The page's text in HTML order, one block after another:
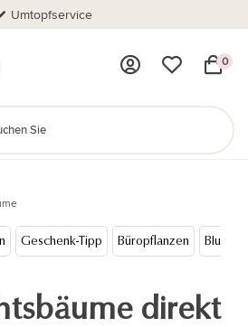
Umtopfservice
0
Geschenk-Tipp Büropflanzen
direkt